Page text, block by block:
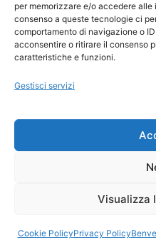
per memorizzare e/o accedere
consenso a queste tecnologie ci
comportamento di navigazione o
acconsentire o ritirare il consenso
caratteristiche e funzioni.
Gestisci servizi
Visualizza
Cookie PolicyPrivacy Policy
Ora Esatta in Italia in
Ti Senti Strano
la Risonanza di
Come Sapere Se Stai
Copyright 2026
📰 Contenuto Umano
Privacy Coockie